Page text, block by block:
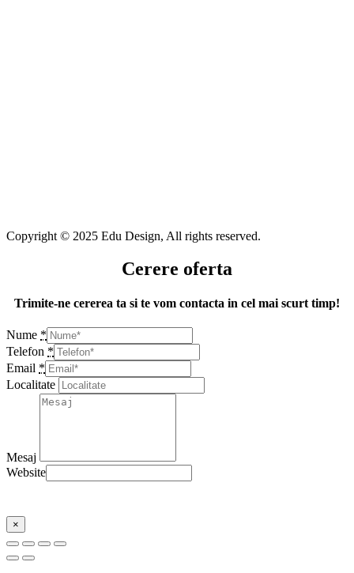
Copyright © 2025 Edu Design, All rights reserved.
Cerere oferta
Trimite-ne cererea ta si te vom contacta in cel mai scurt timp!
Nume *
Telefon *
Email *
Localitate
Mesaj
Website
×